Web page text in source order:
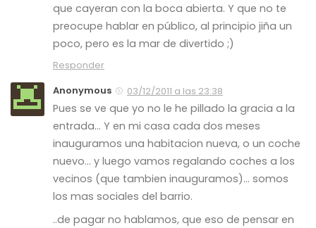
que cayeran con la boca abierta. Y que no te
preocupe hablar en público, al principio jiña un
poco, pero es la mar de divertido ;)
Responder
Anonymous
03/12/2011 a las 23:38
Pues se ve que yo no le he pillado la gracia a la
entrada… Y en mi casa cada dos meses
inauguramos una habitacion nueva, o un coche
nuevo… y luego vamos regalando coches a los
vecinos (que tambien inauguramos)… somos
los mas sociales del barrio.
..de pagar no hablamos, que eso de pensar en